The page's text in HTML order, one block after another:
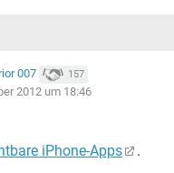
007 157
2012 um 18:46
iPhone-Apps
.